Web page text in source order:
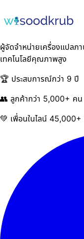
ผู้จัดจำหน่ายเครื่องแปลภ
เทคโนโลยีคุณภาพสูง
🏆 ประสบการณ์กว่า 9 ปี
👥 ลูกค้ากว่า 5,000+ คน
💚 เพื่อนในไลน์